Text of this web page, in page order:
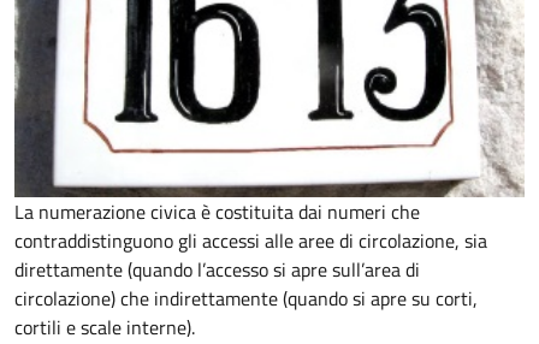
La numerazione civica è costituita dai numeri che
contraddistinguono gli accessi alle aree di circolazione, sia
direttamente (quando l’accesso si apre sull’area di
circolazione) che indirettamente (quando si apre su corti,
cortili e scale interne).